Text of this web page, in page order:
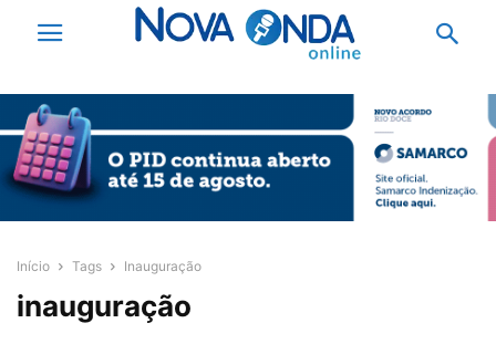
Início Tags Inauguração
inauguração